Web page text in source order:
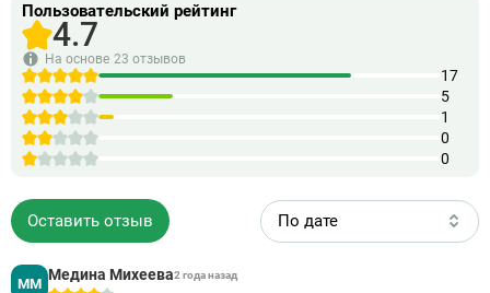
Пользовательский рейтинг
4.7
На основе 23 отзывов
17
5
1
0
0
Оставить отзыв По дате
ММ
Медина Михеева2 года назад